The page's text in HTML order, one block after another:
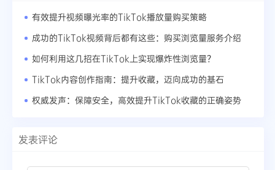
有效提升视频曝光率的TikTok播放量购买策略
成功的TikTok视频背后都有这些：购买浏览量服务介绍
如何利用这几招在TikTok上实现爆炸性浏览量？
TikTok内容创作指南：提升收藏，迈向成功的基石
权威发声：保障安全，高效提升TikTok收藏的正确姿势
发表评论